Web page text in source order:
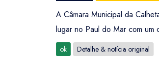
A Câmara Municipal da
lugar no Paul do Mar com
ok Detalhe & notícia original